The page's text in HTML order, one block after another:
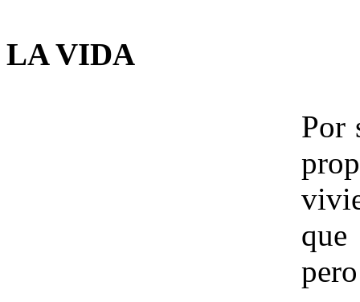
LA VIDA
Por
que